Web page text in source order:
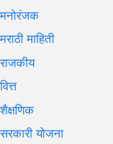
मनोरंजक
मराठी माहिती
राजकीय
वित्त
शैक्षणिक
सरकारी योजना